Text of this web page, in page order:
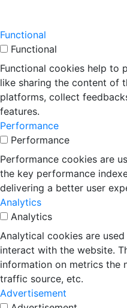
Functional
Functional
Functional cookies help to
like sharing the content of
platforms, collect
features.
Performance
Performance
Performance cookies are
the key performance
delivering a better user
Analytics
Analytics
Analytical cookies are
interact with the website.
information on metrics the
traffic source, etc.
Advertisement